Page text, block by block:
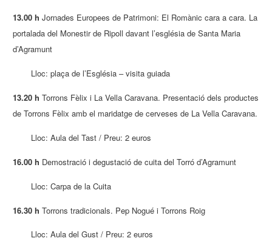
13.00 h Jornades Europees de Patrimoni: El Romànic cara a cara. La
portalada del Monestir de Ripoll davant l’església de Santa Maria
d’Agramunt
Lloc: plaça de l’Església – visita guiada
13.20 h Torrons Fèlix i La Vella Caravana. Presentació dels productes
de Torrons Fèlix amb el maridatge de cerveses de La Vella Caravana.
Lloc: Aula del Tast / Preu: 2 euros
16.00 h Demostració i degustació de cuita del Torró d’Agramunt
Lloc: Carpa de la Cuita
16.30 h Torrons tradicionals. Pep Nogué i Torrons Roig
Lloc: Aula del Gust / Preu: 2 euros